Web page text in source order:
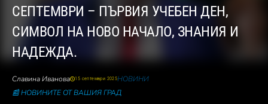
СЕПТЕМВРИ – ПЪРВИЯ УЧЕБЕН ДЕН,
СИМВОЛ НА НОВО НАЧАЛО, ЗНАНИЯ И
НАДЕЖДА.
Славина Иванова 15 септември 2025НОВИНИ
📰 НОВИНИТЕ ОТ ВАШИЯ ГРАД